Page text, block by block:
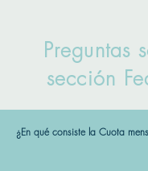
Preguntas
sección
¿En qué consiste la Cuota